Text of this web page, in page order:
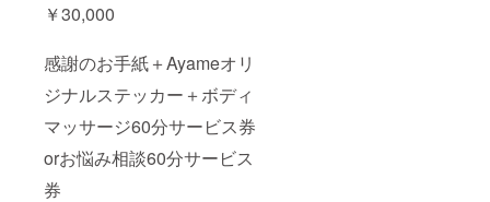
￥30,000
感謝のお手紙＋Ayameオリ
ジナルステッカー＋ボディ
マッサージ60分サービス券
orお悩み相談60分サービス
券